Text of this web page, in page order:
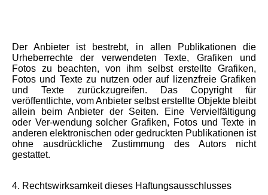
Der Anbieter ist bestrebt, in allen Publikationen die
Urheberrechte der verwendeten Texte, Grafiken und
Fotos zu beachten, von ihm selbst erstellte Grafiken,
Fotos und Texte zu nutzen oder auf lizenzfreie Grafiken
und Texte zurückzugreifen. Das Copyright für
veröffentlichte, vom Anbieter selbst erstellte Objekte bleibt
allein beim Anbieter der Seiten. Eine Vervielfältigung
oder Ver-wendung solcher Grafiken, Fotos und Texte in
anderen elektronischen oder gedruckten Publikationen ist
ohne ausdrückliche Zustimmung des Autors nicht
gestattet.
4. Rechtswirksamkeit dieses Haftungsausschlusses